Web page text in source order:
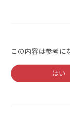
この内容は参考に
はい